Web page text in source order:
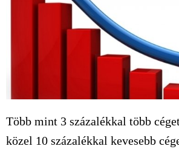
Több mint 3 százalékkal több
közel 10 százalékkal kevesebb